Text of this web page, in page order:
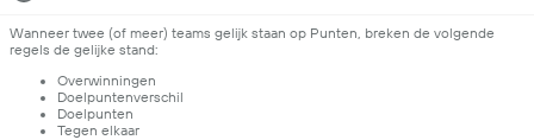
Wanneer twee (of meer) teams gelijk staan op Punten, breken de volgende
regels de gelijke stand:
Overwinningen
Doelpuntenverschil
Doelpunten
Tegen elkaar